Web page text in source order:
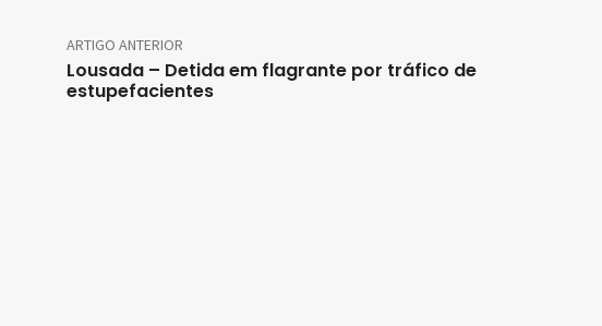
ARTIGO ANTERIOR
Lousada – Detida em flagrante por tráfico de
estupefacientes